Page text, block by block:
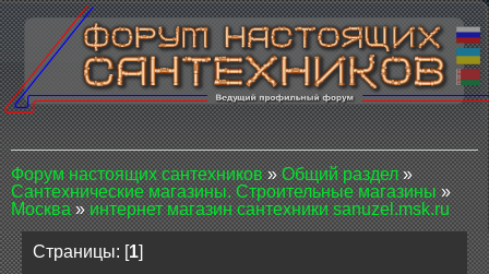
Форум настоящих сантехников»Общий раздел»
Сантехнические магазины. Строительные магазины»
Москва»интернет магазин сантехники sanuzel.msk.ru
Страницы: [1]